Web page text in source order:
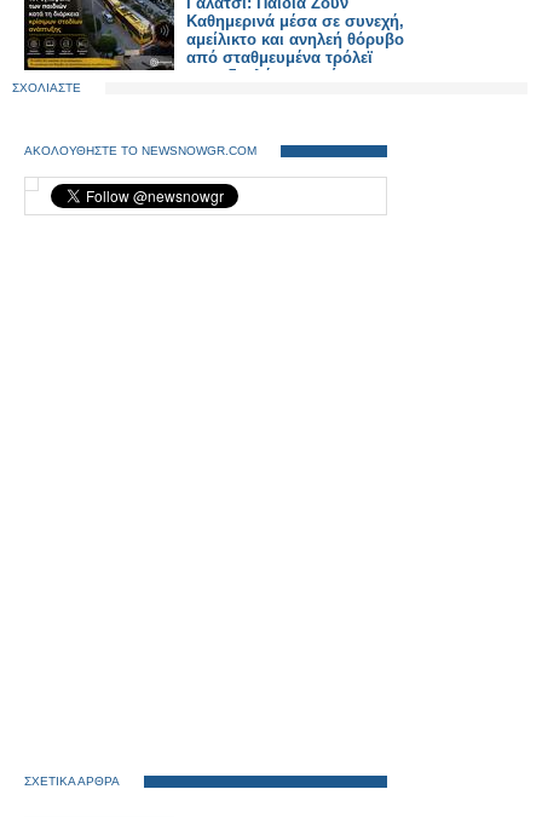
Καθημερινά μέσα σε συνεχή,
αμείλικτο και ανηλεή θόρυβο
από σταθμευμένα τρόλεϊ
στην διπλή αφετηρία στο
ΣΧΟΛΙΑΣΤΕ
ΑΚΟΛΟΥΘΗΣΤΕ ΤΟ NEWSNOWGR.COM
ΣΧΕΤΙΚΑ ΑΡΘΡΑ